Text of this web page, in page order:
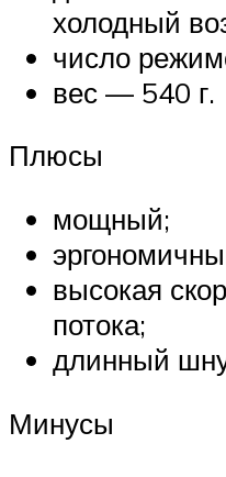
холодный
число
вес — 540 г.
Плюсы
мощный;
высокая
потока;
длинный
Минусы